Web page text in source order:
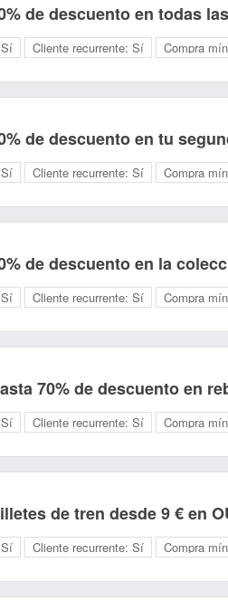
de descuento en todas
Sí Cliente recurrente: Sí Compra
de descuento en tu
Sí Cliente recurrente: Sí Compra
de descuento en la
Sí Cliente recurrente: Sí Compra
70% de descuento en
Sí Cliente recurrente: Sí Compra
de tren desde 9 € en
Sí Cliente recurrente: Sí Compra